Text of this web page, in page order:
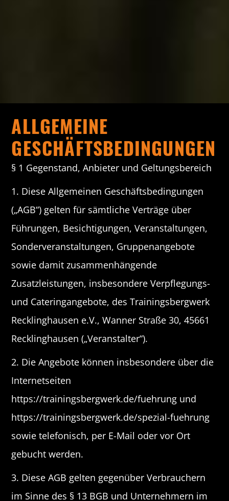
ALLGEMEINE
GESCHÄFTSBEDINGUNGEN
§ 1 Gegenstand, Anbieter und Geltungsbereich
1. Diese Allgemeinen Geschäftsbedingungen
(„AGB“) gelten für sämtliche Verträge über
Führungen, Besichtigungen, Veranstaltungen,
Sonderveranstaltungen, Gruppenangebote
sowie damit zusammenhängende
Zusatzleistungen, insbesondere Verpflegungs-
und Cateringangebote, des Trainingsbergwerk
Recklinghausen e.V., Wanner Straße 30, 45661
Recklinghausen („Veranstalter“).
2. Die Angebote können insbesondere über die
Internetseiten
https://trainingsbergwerk.de/fuehrung und
https://trainingsbergwerk.de/spezial-fuehrung
sowie telefonisch, per E-Mail oder vor Ort
gebucht werden.
3. Diese AGB gelten gegenüber Verbrauchern
im Sinne des § 13 BGB und Unternehmern im